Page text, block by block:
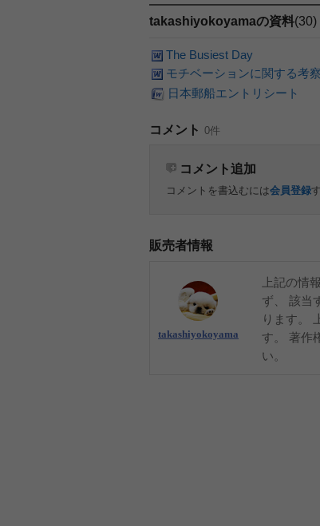
takashiyokoyamaの資料(30)
The Busiest Day
モチベーションに関する考察
日本郵船エントリシート
コメント 0件
コメント追加
コメントを書込むには会員登録
販売者情報
takashiyokoyama
上記の情
ず、 該当
ります。
す。 著作
い。